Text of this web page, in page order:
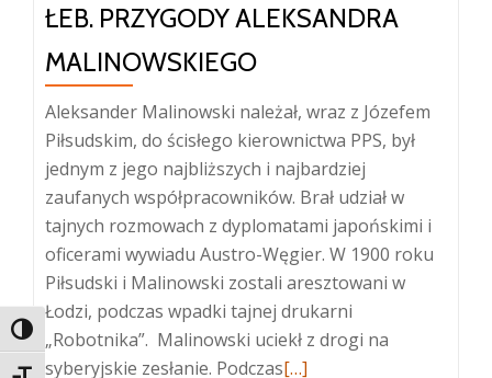
TOGGLE HIGH CONTRAST
ŁEB. PRZYGODY ALEKSANDRA
MALINOWSKIEGO
Aleksander Malinowski należał, wraz z Józefem
Piłsudskim, do ścisłego kierownictwa PPS, był
jednym z jego najbliższych i najbardziej
zaufanych współpracowników. Brał udział w
tajnych rozmowach z dyplomatami japońskimi i
oficerami wywiadu Austro-Węgier. W 1900 roku
Piłsudski i Malinowski zostali aresztowani w
Łodzi, podczas wpadki tajnej drukarni
„Robotnika”. Malinowski uciekł z drogi na
syberyjskie zesłanie. PodczasWięcej
[…]